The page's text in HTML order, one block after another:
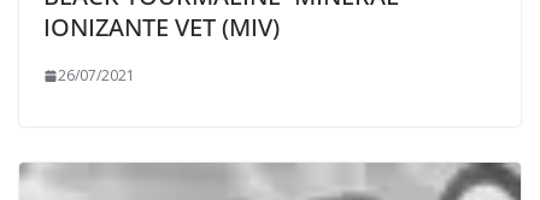
IONIZANTE VET (MIV)
26/07/2021